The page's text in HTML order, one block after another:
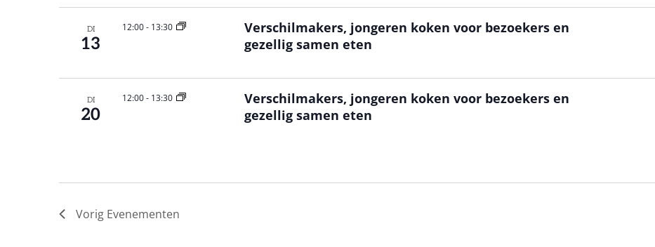
DI
13
12:00- 13:30
Verschilmakers, jongeren koken voor bezoekers en
gezellig samen eten
DI
20
12:00- 13:30
Verschilmakers, jongeren koken voor bezoekers en
gezellig samen eten
Vorig Evenementen